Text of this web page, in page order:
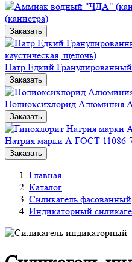
(канистра)
Заказать
Натр Едкий
Заказать
Полиоксихлорид Алюминия
Заказать
Натрия марки А ГОСТ 11086-
Заказать
Главная
Каталог
Силикагель фасованный
Индикаторный